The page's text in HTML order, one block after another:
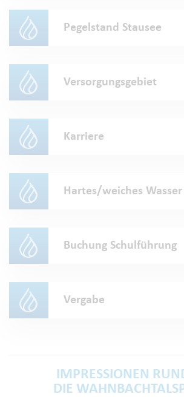
Pegelstand Stausee
Versorgungsgebiet
Karriere
Hartes/weiches Wasser
Buchung Schulführung
Vergabe
IMPRESSIONEN
DIE